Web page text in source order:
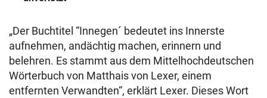
„Der Buchtitel “Innegen´ bedeutet ins Innerste
aufnehmen, andächtig machen, erinnern und
belehren. Es stammt aus dem Mittelhochdeutschen
Wörterbuch von Matthais von Lexer, einem
entfernten Verwandten“, erklärt Lexer. Dieses Wort